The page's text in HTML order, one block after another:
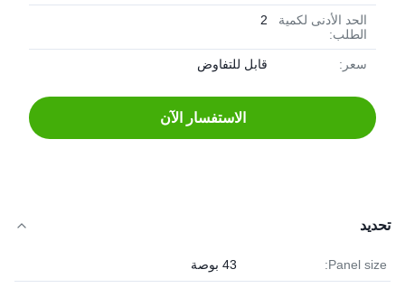
الحد الأدنى لكمية
الطلب:
2
سعر: قابل للتفاوض
الاستفسار الآن
تحديد
Panel size: 43 بوصة